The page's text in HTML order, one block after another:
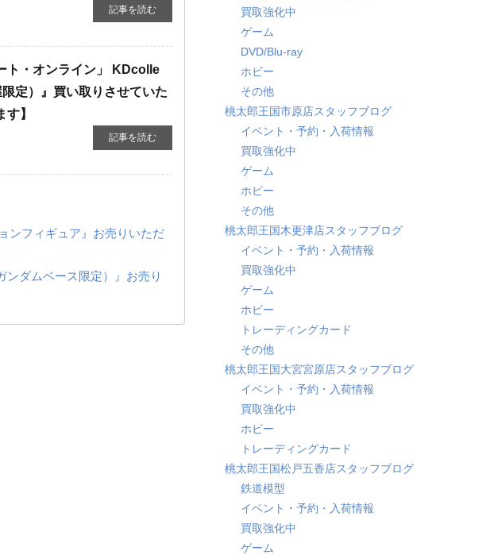
記事を読む
・オンライン」 ​KDcolle
定）』買い取りさせていた
】
記事を読む
ンフィギュア』お売りいただ
ダムベース限定）』お売り
買取強化中
ゲーム
DVD/Blu-ray
ホビー
その他
桃太郎王国市原店スタッフブログ
イベント・予約・入荷情報
買取強化中
ゲーム
ホビー
その他
桃太郎王国木更津店スタッフブログ
イベント・予約・入荷情報
買取強化中
ゲーム
ホビー
トレーディングカード
その他
桃太郎王国大宮宮原店スタッフブログ
イベント・予約・入荷情報
買取強化中
ホビー
トレーディングカード
桃太郎王国松戸五香店スタッフブログ
鉄道模型
イベント・予約・入荷情報
買取強化中
ゲーム